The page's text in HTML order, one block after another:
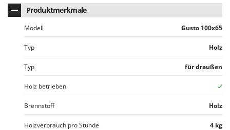
Produktmerkmale
Modell Gusto 100x65
Typ Holz
Typ für draußen
Holz betrieben
Brennstoff Holz
Holzverbrauch pro Stunde 4 kg